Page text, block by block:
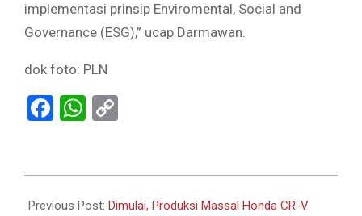
implementasi prinsip Enviromental, Social and
Governance (ESG),” ucap Darmawan.
dok foto: PLN
Facebook
WhatsApp
06-
Previous Post: Dimulai, Produksi Massal Honda CR-V